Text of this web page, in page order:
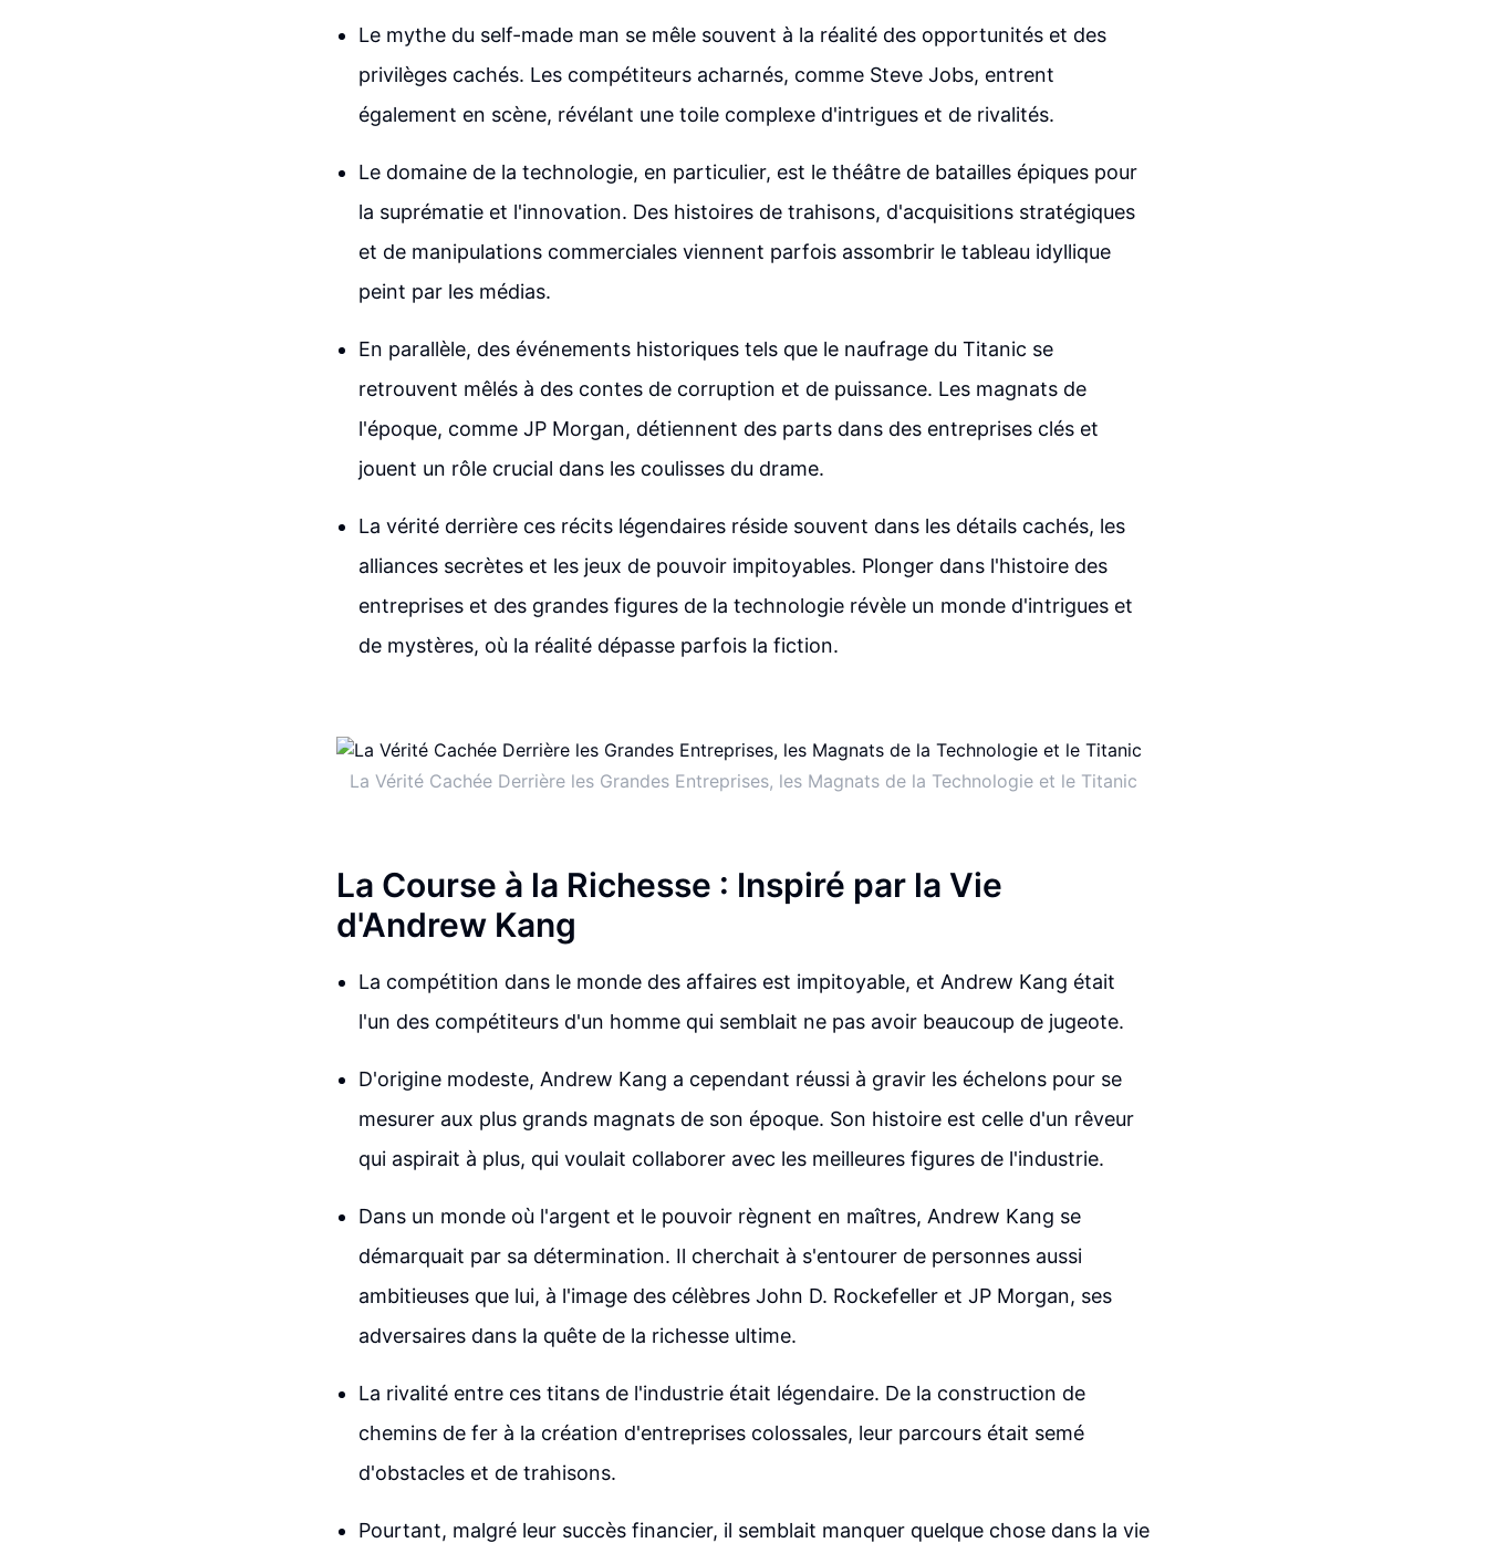
Le mythe du self-made man se mêle souvent à la réalité des opportunités et des
privilèges cachés. Les compétiteurs acharnés, comme Steve Jobs, entrent
également en scène, révélant une toile complexe d'intrigues et de rivalités.
Le domaine de la technologie, en particulier, est le théâtre de batailles épiques pour
la suprématie et l'innovation. Des histoires de trahisons, d'acquisitions stratégiques
et de manipulations commerciales viennent parfois assombrir le tableau idyllique
peint par les médias.
En parallèle, des événements historiques tels que le naufrage du Titanic se
retrouvent mêlés à des contes de corruption et de puissance. Les magnats de
l'époque, comme JP Morgan, détiennent des parts dans des entreprises clés et
jouent un rôle crucial dans les coulisses du drame.
La vérité derrière ces récits légendaires réside souvent dans les détails cachés, les
alliances secrètes et les jeux de pouvoir impitoyables. Plonger dans l'histoire des
entreprises et des grandes figures de la technologie révèle un monde d'intrigues et
de mystères, où la réalité dépasse parfois la fiction.
La Vérité Cachée Derrière les Grandes Entreprises, les Magnats de la Technologie et le Titanic
La Course à la Richesse : Inspiré par la Vie
d'Andrew Kang
La compétition dans le monde des affaires est impitoyable, et Andrew Kang était
l'un des compétiteurs d'un homme qui semblait ne pas avoir beaucoup de jugeote.
D'origine modeste, Andrew Kang a cependant réussi à gravir les échelons pour se
mesurer aux plus grands magnats de son époque. Son histoire est celle d'un rêveur
qui aspirait à plus, qui voulait collaborer avec les meilleures figures de l'industrie.
Dans un monde où l'argent et le pouvoir règnent en maîtres, Andrew Kang se
démarquait par sa détermination. Il cherchait à s'entourer de personnes aussi
ambitieuses que lui, à l'image des célèbres John D. Rockefeller et JP Morgan, ses
adversaires dans la quête de la richesse ultime.
La rivalité entre ces titans de l'industrie était légendaire. De la construction de
chemins de fer à la création d'entreprises colossales, leur parcours était semé
d'obstacles et de trahisons.
Pourtant, malgré leur succès financier, il semblait manquer quelque chose dans la vie